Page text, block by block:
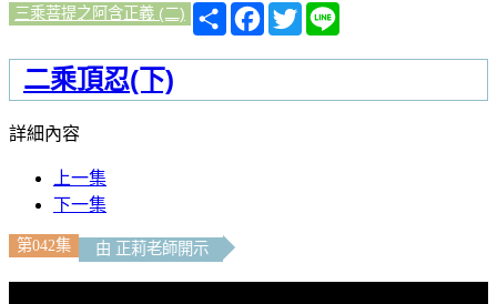
三乘菩提之阿含正義 (二)
分
享
Facebook
Twitter
二乘頂忍(下)
詳細內容
上一集
下一集
第042集 由 正莉老師開示